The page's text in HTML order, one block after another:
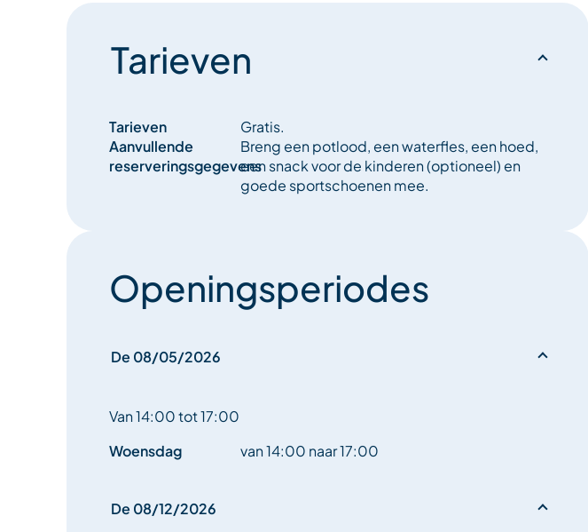
Tarieven
Tarieven
Gratis.
Aanvullende
reserveringsgegevens
Breng een potlood, een waterfles, een hoed,
een snack voor de kinderen (optioneel) en
goede sportschoenen mee.
Openingsperiodes
De 08/05/2026
Van 14:00 tot 17:00
Woensdag
van 14:00 naar 17:00
De 08/12/2026